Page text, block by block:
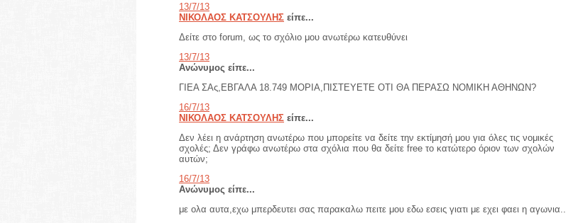
13/7/13
ΝΙΚΟΛΑΟΣ ΚΑΤΣΟΥΛΗΣ είπε...
Δείτε στο forum, ως το σχόλιο μου ανωτέρω κατευθύνει
13/7/13
Ανώνυμος είπε...
ΓΙΕΑ ΣΑς,ΕΒΓΑΛΑ 18.749 ΜΟΡΙΑ,ΠΙΣΤΕΥΕΤΕ ΟΤΙ ΘΑ ΠΕΡΑΣΩ ΝΟΜΙΚΗ ΑΘΗΝΩΝ?
16/7/13
ΝΙΚΟΛΑΟΣ ΚΑΤΣΟΥΛΗΣ είπε...
Δεν λέει η ανάρτηση ανωτέρω που μπορείτε να δείτε την εκτίμησή μου για όλες τις νομικές
σχολές; Δεν γράφω ανωτέρω στα σχόλια που θα δείτε free το κατώτερο όριον των σχολών
αυτών;
16/7/13
Ανώνυμος είπε...
με ολα αυτα,εχω μπερδευτει σας παρακαλω πειτε μου εδω εσεις γιατι με εχει φαει η αγωνια..